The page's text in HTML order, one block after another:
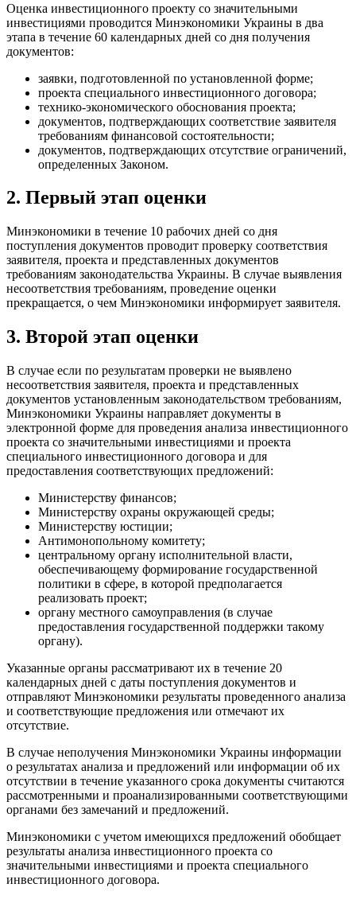
Оценка инвестиционного проекту со значительными
инвестициями проводится Минэкономики Украины в два
этапа в течение 60 календарных дней со дня получения
документов:
заявки, подготовленной по установленной форме;
проекта специального инвестиционного договора;
технико-экономического обоснования проекта;
документов, подтверждающих соответствие заявителя
требованиям финансовой состоятельности;
документов, подтверждающих отсутствие ограничений,
определенных Законом.
2. Первый этап оценки
Минэкономики в течение 10 рабочих дней со дня
поступления документов проводит проверку соответствия
заявителя, проекта и представленных документов
требованиям законодательства Украины. В случае выявления
несоответствия требованиям, проведение оценки
прекращается, о чем Минэкономики информирует заявителя.
3. Второй этап оценки
В случае если по результатам проверки не выявлено
несоответствия заявителя, проекта и представленных
документов установленным законодательством требованиям,
Минэкономики Украины направляет документы в
электронной форме для проведения анализа инвестиционного
проекта со значительными инвестициями и проекта
специального инвестиционного договора и для
предоставления соответствующих предложений:
Министерству финансов;
Министерству охраны окружающей среды;
Министерству юстиции;
Антимонопольному комитету;
центральному органу исполнительной власти,
обеспечивающему формирование государственной
политики в сфере, в которой предполагается
реализовать проект;
органу местного самоуправления (в случае
предоставления государственной поддержки такому
органу).
Указанные органы рассматривают их в течение 20
календарных дней с даты поступления документов и
отправляют Минэкономики результаты проведенного анализа
и соответствующие предложения или отмечают их
отсутствие.
В случае неполучения Минэкономики Украины информации
о результатах анализа и предложений или информации об их
отсутствии в течение указанного срока документы считаются
рассмотренными и проанализированными соответствующими
органами без замечаний и предложений.
Минэкономики с учетом имеющихся предложений обобщает
результаты анализа инвестиционного проекта со
значительными инвестициями и проекта специального
инвестиционного договора.